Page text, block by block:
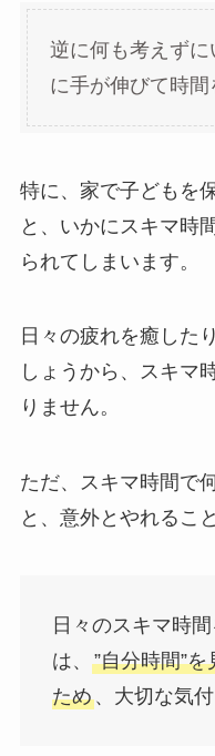
逆に何も考えず
に手が伸びて時間
特に、家で子どもを
と、いかにスキマ時
られてしまいます。
日々の疲れを癒した
しょうから、スキマ
りません。
ただ、スキマ時間で
と、意外とやれるこ
日々のスキマ時
は、 ”自分時間”
ため、大切な気